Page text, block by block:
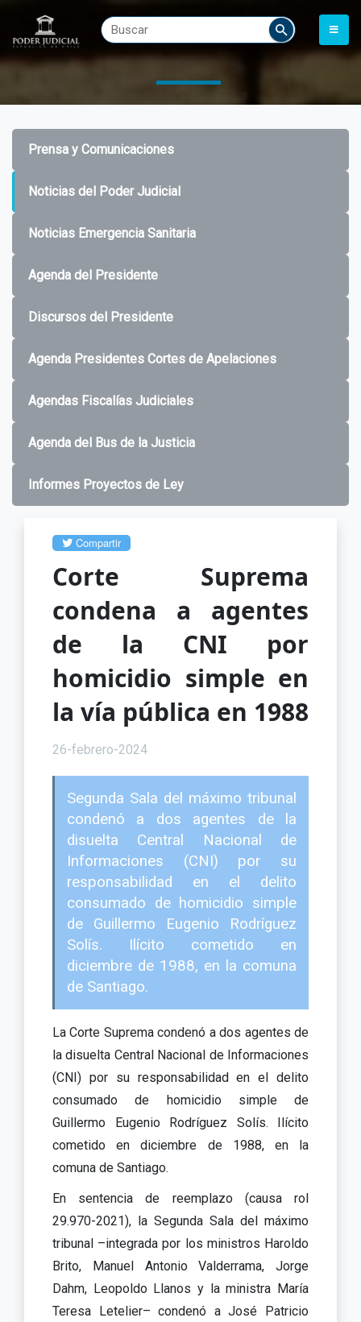
Prensa y Comunicaciones
Noticias del Poder Judicial
Noticias Emergencia Sanitaria
Agenda del Presidente
Discursos del Presidente
Agenda Presidentes Cortes de Apelaciones
Agendas Fiscalías Judiciales
Agenda del Bus de la Justicia
Informes Proyectos de Ley
Compartir
Corte Suprema
condena a agentes
de la CNI por
homicidio simple en
la vía pública en 1988
26-febrero-2024
Segunda Sala del máximo tribunal
condenó a dos agentes de la
disuelta Central Nacional de
Informaciones (CNI) por su
responsabilidad en el delito
consumado de homicidio simple
de Guillermo Eugenio Rodríguez
Solís. Ilícito cometido en
diciembre de 1988, en la comuna
de Santiago.
La Corte Suprema condenó a dos agentes de
la disuelta Central Nacional de Informaciones
(CNI) por su responsabilidad en el delito
consumado de homicidio simple de
Guillermo Eugenio Rodríguez Solís. Ilícito
cometido en diciembre de 1988, en la
comuna de Santiago.
En sentencia de reemplazo (causa rol
29.970-2021), la Segunda Sala del máximo
tribunal –integrada por los ministros Haroldo
Brito, Manuel Antonio Valderrama, Jorge
Dahm, Leopoldo Llanos y la ministra María
Teresa Letelier– condenó a José Patricio